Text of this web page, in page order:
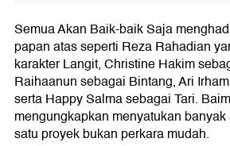
Semua Akan Baik-baik Saja
papan atas seperti Reza Rahadian
karakter Langit, Christine Hakim
Raihaanun sebagai Bintang, Ari
serta Happy Salma sebagai Tari.
mengungkapkan menyatukan
satu proyek bukan perkara mudah.